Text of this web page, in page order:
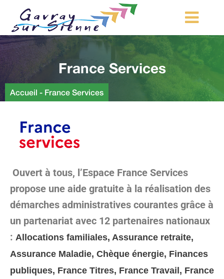
MA COMMUNE
MON QUOTIDIEN
LOISIRS ET TOURISME
Démarches d’urbanisme
France Services
Accueil - France Services
Ouvert à tous, l’Espace France Services
propose une aide gratuite à la réalisation des
démarches administratives courantes grâce à
un partenariat avec 12 partenaires nationaux
: Allocations familiales, Assurance retraite,
Assurance Maladie, Chèque énergie, Finances
publiques, France Titres, France Travail, France